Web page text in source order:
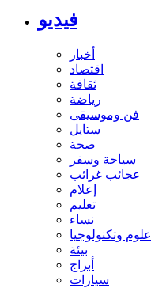
فيديو
أخبار
اقتصاد
ثقافة
رياضة
فن وموسيقى
ستايل
صحة
سياحة وسفر
عجائب غرائب
إعلام
تعليم
نساء
علوم وتكنولوجيا
بيئة
أبراج
سيارات